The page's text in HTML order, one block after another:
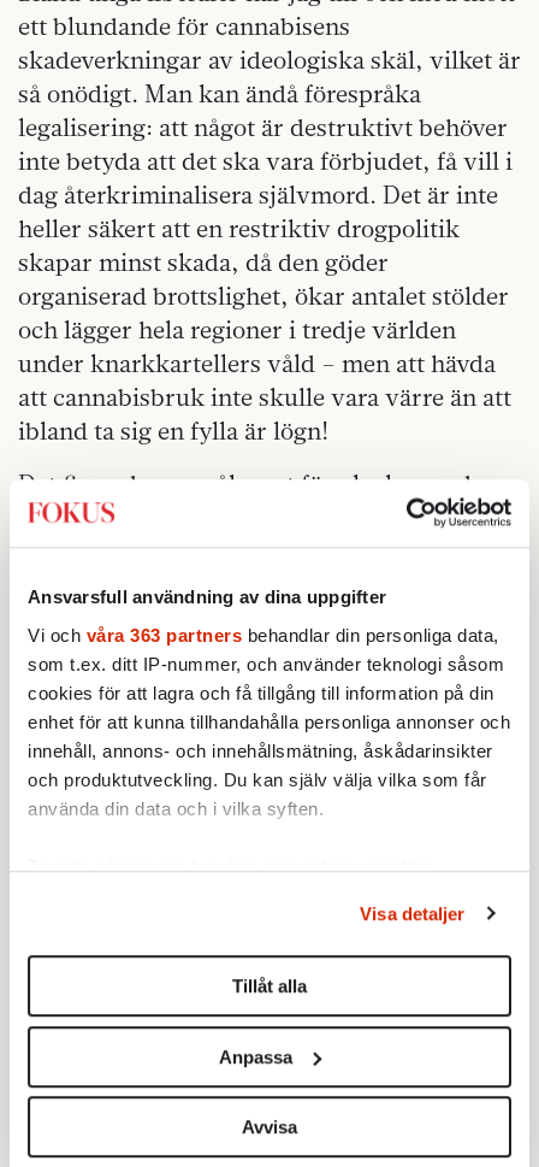
Ansvarsfull användning av dina uppgifter
Vi och våra 363 partners behandlar din personliga data,
som t.ex. ditt IP-nummer, och använder teknologi såsom
cookies för att lagra och få tillgång till information på din
enhet för att kunna tillhandahålla personliga annonser och
innehåll, annons- och innehållsmätning, åskådarinsikter
och produktutveckling. Du kan själv välja vilka som får
använda din data och i vilka syften.
Ta reda på mer om hur dina personliga uppgifter
Du kan ändra eller dra tillbaka ditt samtycke när som
helst från cookie-förklaringen.
Vi använder enhetsidentifierare för att anpassa innehållet
för sociala medier och analysera vår trafik. Vi
vidarebefordrar även sådana identifierare och annan
information från din enhet till de sociala medier och
annons- och analysföretag som vi samarbetar med.
Visa detaljer
Tillåt alla
Anpassa
Avvisa
ett blundande för cannabisens
skadeverkningar av ideologiska skäl, vilket är
så onödigt. Man kan ändå förespråka
legalisering: att något är destruktivt behöver
inte betyda att det ska vara förbjudet, få vill i
dag återkriminalisera självmord. Det är inte
heller säkert att en restriktiv drogpolitik
skapar minst skada, då den göder
organiserad brottslighet, ökar antalet stölder
och lägger hela regioner i tredje världen
under knarkkartellers våld – men att hävda
att cannabisbruk inte skulle vara värre än att
ibland ta sig en fylla är lögn!
Det finns de som råkar ut för olyckor under
alkoholberusning, det finns de som blir
aggressiva eller alkoholiserade. Men för de
flesta är alkoholen något som ger livet
guldkant, såväl för dess fantastiska smak som
för dess sociala rus. Vi måste bli tydliga med
att alkohol och cannabis inte är samma sak.
Vill vi slippa se våra barn växa upp till
flummiga haschtomtar är det dags att ta
bladet från munnen och skilja på druvor och
blad.